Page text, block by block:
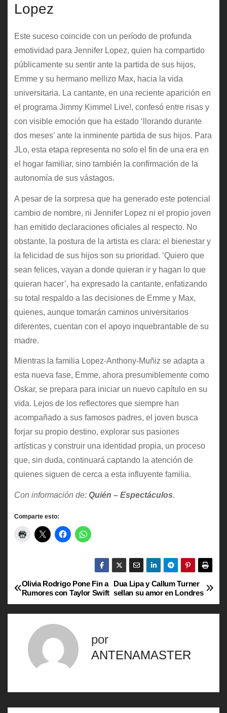
Lopez
Este suceso coincide con un período de profunda
emotividad para Jennifer Lopez, quien ha compartido
públicamente su sentir ante la partida de sus hijos,
Emme y su hermano mellizo Max, hacia la vida
universitaria. La cantante, en una reciente aparición en
el programa Jimmy Kimmel Live!, confesó entre risas y
con visible emoción que ha estado ‘llorando durante
dos meses’ ante la inminente partida de sus hijos. Para
JLo, esta etapa representa no solo el fin de una era en
el hogar familiar, sino también la confirmación de la
autonomía de sus vástagos.
A pesar de la sorpresa que ha generado este potencial
cambio de nombre, ni Jennifer Lopez ni el propio joven
han emitido declaraciones oficiales al respecto. No
obstante, la postura de la artista es clara: el bienestar y
la felicidad de sus hijos son su prioridad. ‘Quiero que
sean felices, vayan a donde quieran ir y hagan lo que
quieran hacer’, ha expresado la cantante, enfatizando
su total respaldo a las decisiones de Emme y Max,
quienes, aunque tomarán caminos universitarios
diferentes, cuentan con el apoyo inquebrantable de su
madre.
Mientras la familia Lopez-Anthony-Muñiz se adapta a
esta nueva fase, Emme, ahora presumiblemente como
Oskar, se prepara para iniciar un nuevo capítulo en su
vida. Lejos de los reflectores que siempre han
acompañado a sus famosos padres, el joven busca
forjar su propio destino, explorar sus pasiones
artísticas y construir una identidad propia, un proceso
que, sin duda, continuará captando la atención de
quienes siguen de cerca a esta influyente familia.
Con información de: Quién – Espectáculos.
Comparte esto:
N
a
a
Dua Lipa y Callum Turner
sellan su amor en Londres
Olivia Rodrigo Pone Fin a
Rumores con Taylor Swift
por
ANTENAMASTER